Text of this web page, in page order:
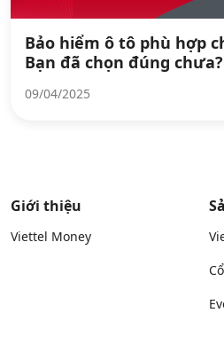
Bảo hiểm ô tô phù hợp
Bạn đã chọn đúng chưa?
09/04/2025
Giới thiệu
Viettel Money